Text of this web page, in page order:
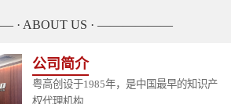
ABOUT US · ——————
公司简介
粤高创设于1985年，是中国最早的知识产
权代理机构...